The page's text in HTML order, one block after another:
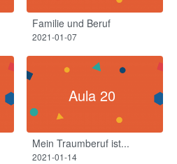
Familie und Beruf
2021-01-07
Aula 20
Mein Traumberuf ist...
2021-01-14